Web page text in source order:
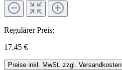
Regulärer Preis:
17,45 €
Preise inkl. MwSt. zzgl. Versandkosten